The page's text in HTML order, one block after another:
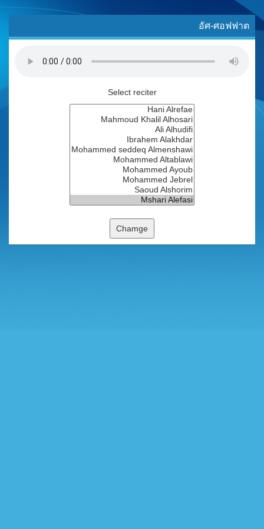
อัศ-ศอฟฟาต
Select reciter